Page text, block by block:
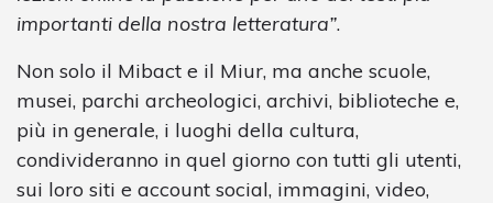
importanti della nostra letteratura”.
Non solo il Mibact e il Miur, ma anche scuole,
musei, parchi archeologici, archivi, biblioteche e,
più in generale, i luoghi della cultura,
condivideranno in quel giorno con tutti gli utenti,
sui loro siti e account social, immagini, video,